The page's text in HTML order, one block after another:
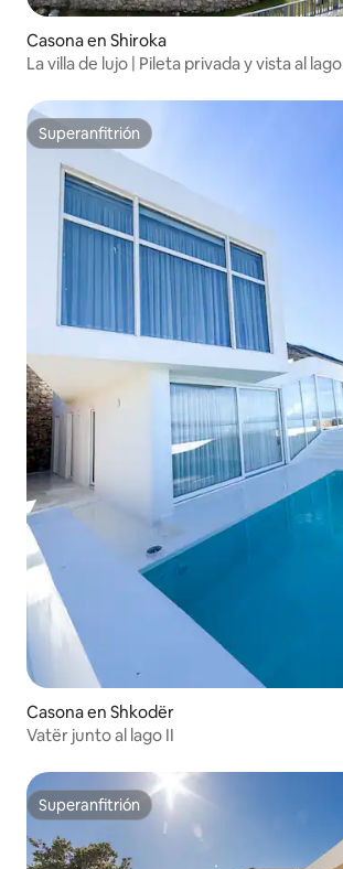
Casona en Shiroka
La villa de lujo | Pileta privada y vista al lago
Superanfitrión
Superanfitrión
Casona en Shkodër
Vatër junto al lago II
Superanfitrión
Superanfitrión